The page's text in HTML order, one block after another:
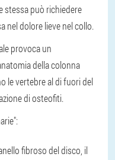
stessa può richiedere
nel dolore lieve nel collo.
provoca un
della colonna
le vertebre al di fuori del
di osteofiti.
fibroso del disco, il